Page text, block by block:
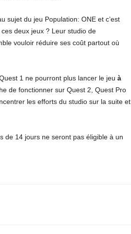
sujet du jeu Population: ONE et c’est
deux jeux ? Leur studio de
vouloir réduire ses coût partout où
1 ne pourront plus lancer le jeu à
de fonctionner sur Quest 2, Quest Pro
les efforts du studio sur la suite et
de 14 jours ne seront pas éligible à un